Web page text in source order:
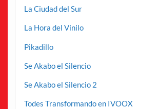
La Ciudad del Sur
La Hora del Vinilo
Pikadillo
Se Akabo el Silencio
Se Akabo el Silencio 2
Todes Transformando en IVOOX